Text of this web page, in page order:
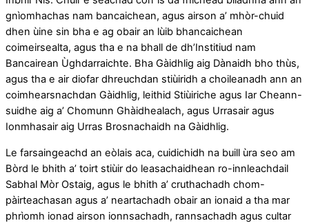
gnìomhachas nam bancaichean, agus airson a’ mhòr-chuid
dhen ùine sin bha e ag obair an lùib bhancaichean
coimeirsealta, agus tha e na bhall de dh’Institiud nam
Bancairean Ùghdarraichte. Bha Gàidhlig aig Dànaidh bho thùs,
agus tha e air diofar dhreuchdan stiùiridh a choileanadh ann an
coimhearsnachdan Gàidhlig, leithid Stiùiriche agus Iar Cheann-
suidhe aig a’ Chomunn Ghàidhealach, agus Urrasair agus
Ionmhasair aig Urras Brosnachaidh na Gàidhlig.
Le farsaingeachd an eòlais aca, cuidichidh na buill ùra seo am
Bòrd le bhith a’ toirt stiùir do leasachaidhean ro-innleachdail
Sabhal Mòr Ostaig, agus le bhith a’ cruthachadh chom-
pàirteachasan agus a’ neartachadh obair an ionaid a tha mar
phrìomh ionad airson ionnsachadh, rannsachadh agus cultar